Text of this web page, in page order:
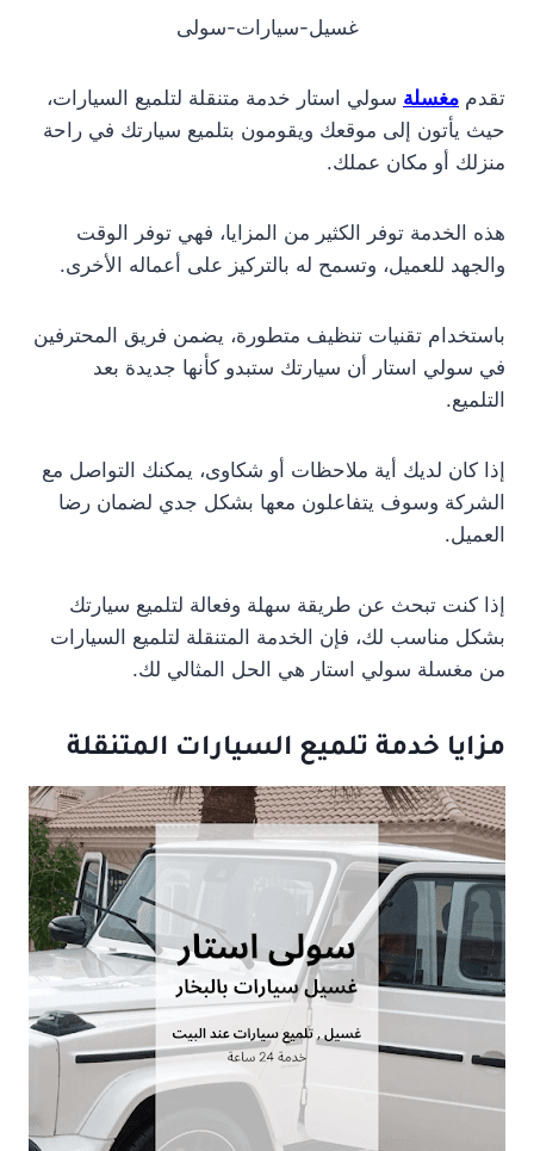
غسيل-سيارات-سولى
تقدم مغسلة سولي استار خدمة متنقلة لتلميع السيارات،
حيث يأتون إلى موقعك ويقومون بتلميع سيارتك في راحة
منزلك أو مكان عملك.
هذه الخدمة توفر الكثير من المزايا، فهي توفر الوقت
والجهد للعميل، وتسمح له بالتركيز على أعماله الأخرى.
باستخدام تقنيات تنظيف متطورة، يضمن فريق المحترفين
في سولي استار أن سيارتك ستبدو كأنها جديدة بعد
التلميع.
إذا كان لديك أية ملاحظات أو شكاوى، يمكنك التواصل مع
الشركة وسوف يتفاعلون معها بشكل جدي لضمان رضا
العميل.
إذا كنت تبحث عن طريقة سهلة وفعالة لتلميع سيارتك
بشكل مناسب لك، فإن الخدمة المتنقلة لتلميع السيارات
من مغسلة سولي استار هي الحل المثالي لك.
مزايا خدمة تلميع السيارات المتنقلة